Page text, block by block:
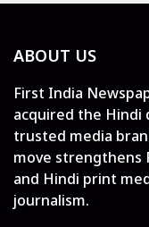
ABOUT US
First India
acquired the Hindi
trusted media
move strengthens
and Hindi print
journalism.